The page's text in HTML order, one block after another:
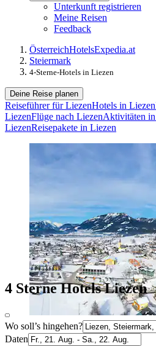
Unterkunft registrieren
Meine Reisen
Feedback
ÖsterreichHotelsExpedia.at
Steiermark
4-Sterne-Hotels in Liezen
Deine Reise planen
Reiseführer für LiezenHotels in Liezen
LiezenFlüge nach LiezenAktivitäten
LiezenReisepakete in Liezen
4 Sterne Hotels Liezen
Wo soll’s hingehen?
Daten